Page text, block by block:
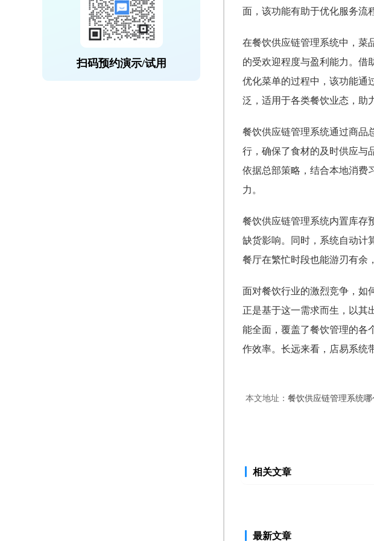
扫码预约演示/试用
面，该功能有助于优化服务流
在餐饮供应链管理系统中，菜
的受欢迎程度与盈利能力。借
优化菜单的过程中，该功能通
泛，适用于各类餐饮业态，助
餐饮供应链管理系统通过商品
行，确保了食材的及时供应与
依据总部策略，结合本地消费
力。
餐饮供应链管理系统内置库存
缺货影响。同时，系统自动计
餐厅在繁忙时段也能游刃有余
面对餐饮行业的激烈竞争，如
正是基于这一需求而生，以其
能全面，覆盖了餐饮管理的各
作效率。长远来看，店易系统
本文地址： 餐饮供应链管理系统
相关文章
最新文章